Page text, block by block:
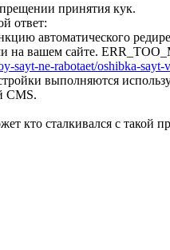
принятия кук.
ответ:
автоматического
на вашем сайте.
sayt-ne-rabotaet/oshibka-
выполняются
CMS.
кто сталкивался с